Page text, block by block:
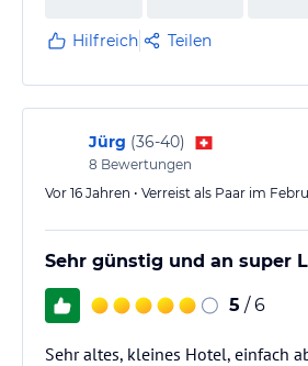
sehen, es war ja Urlaub.Wir
Hilfreich Teilen
Jürg (36-40)
8 Bewertungen
Vor 16 Jahren • Verreist als Paar im
Sehr günstig und an super
5 / 6
Sehr altes, kleines Hotel, einfach